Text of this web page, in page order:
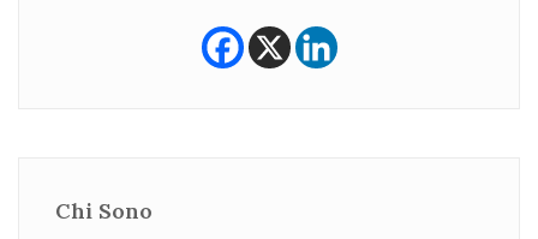
Chi Sono